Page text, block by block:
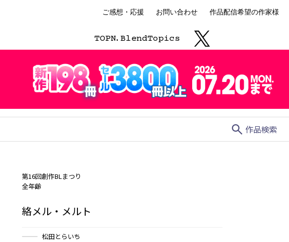
ご感想・応援 お問い合わせ 作品配信希望の作家様
TOPN. BlendTopics
search 作品検索
第16回創作BLまつり
全年齢
絡メル・メルト
松田とらいち